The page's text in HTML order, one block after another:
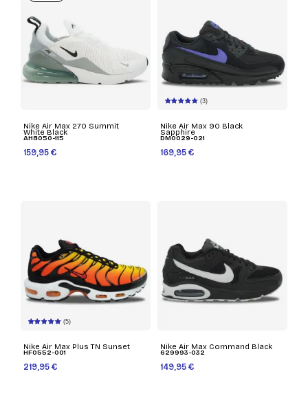
Nike Air Max 270 Summit
White Black
AH8050-115
159,95 €
(3)
Nike Air Max 90 Black
Sapphire
DM0029-021
169,95 €
(5)
Nike Air Max Plus TN Sunset
HF0552-001
219,95 €
Nike Air Max Command Black
629993-032
149,95 €